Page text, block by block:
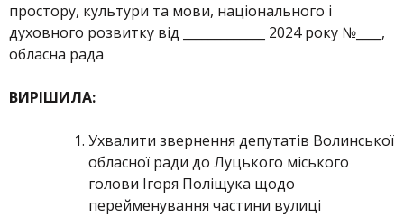
простору, культури та мови, національного і
духовного розвитку від _____________ 2024 року №____,
обласна рада
ВИРІШИЛА:
Ухвалити звернення депутатів Волинської
обласної ради до Луцького міського
голови Ігоря Поліщука щодо
перейменування частини вулиці